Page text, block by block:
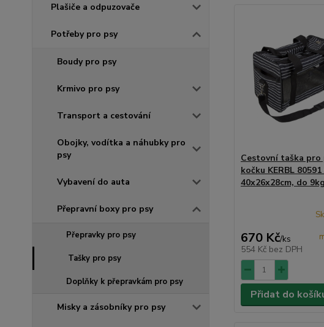
Plašiče a odpuzovače
Potřeby pro psy
Boudy pro psy
Krmivo pro psy
Transport a cestování
Obojky, vodítka a náhubky pro
psy
Vybavení do auta
Přepravní boxy pro psy
Přepravky pro psy
Tašky pro psy
Doplňky k přepravkám pro psy
Misky a zásobníky pro psy
Cestovní taška pro
kočku KERBL 80591
40x26x28cm, do 9kg
670 Kč/ks
554 Kč bez DPH
Přidat do